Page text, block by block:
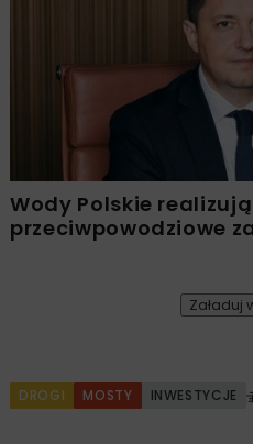
Wody Polskie
przeciwpowodziowe
Załaduj
DROGI MOSTY INWESTYCJE